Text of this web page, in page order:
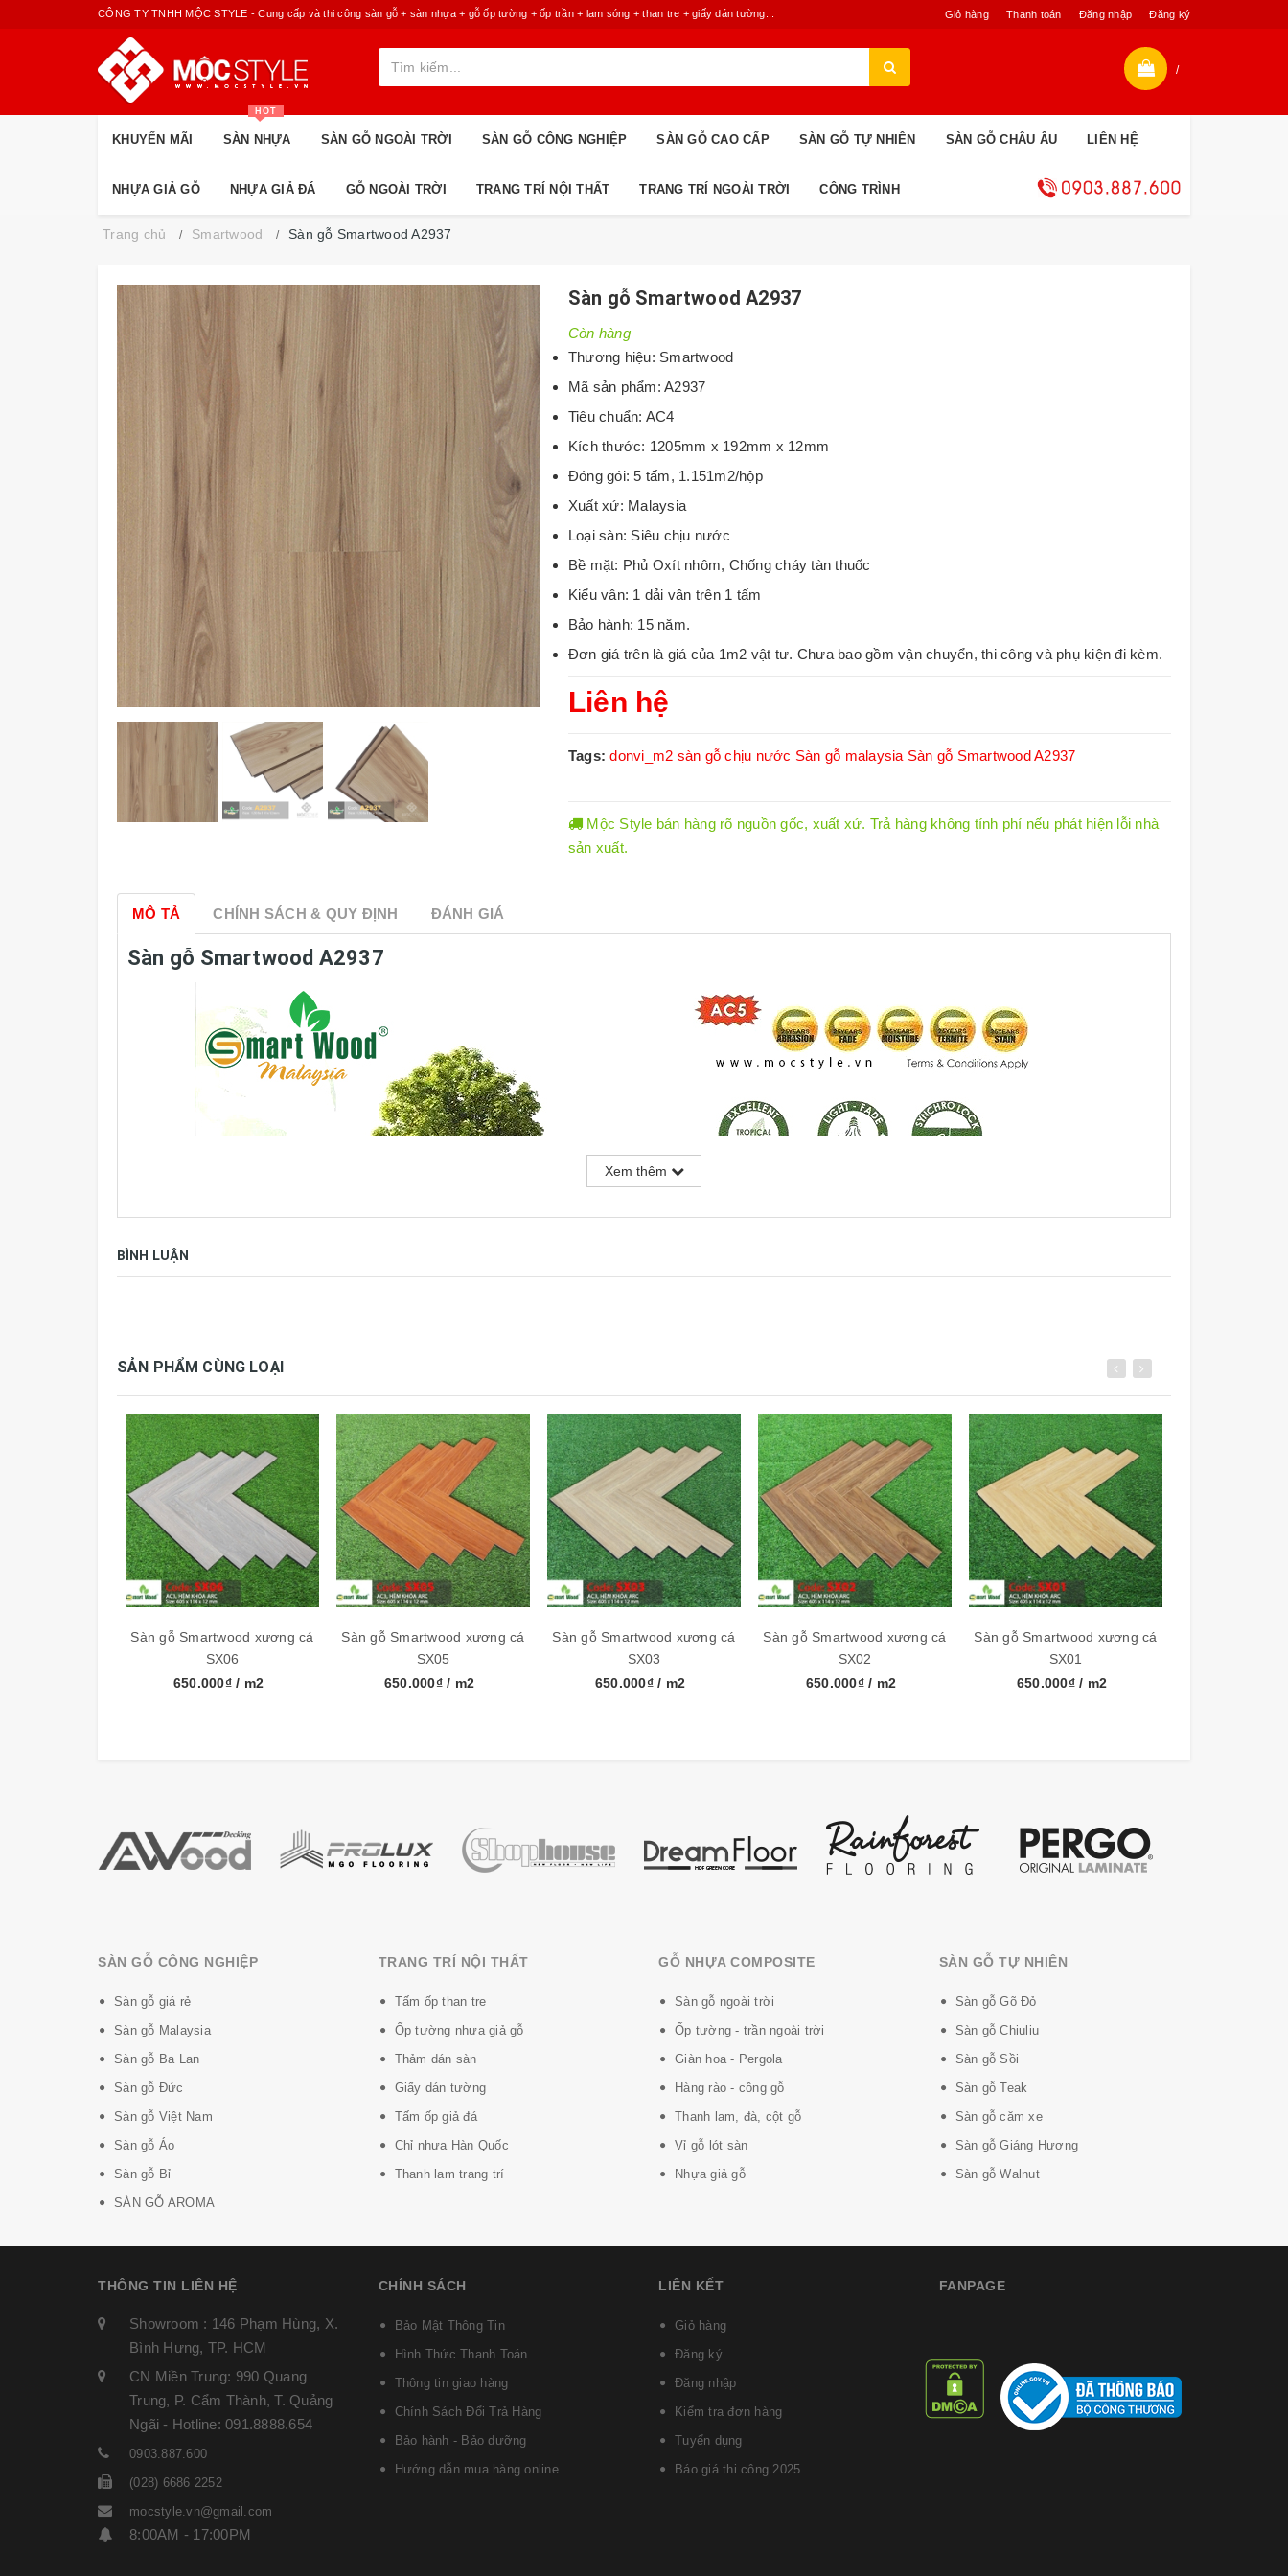
Giỏ hàng Thanh toán Đăng nhập Đăng ký
CÔNG TY TNHH MỘC STYLE - Cung cấp và thi công sàn gỗ + sàn nhựa + gỗ ốp tường + ốp trần + lam sóng + than tre + giấy dán tường...
/
KHUYẾN MÃI SÀN NHỰA
HOT
SÀN GỖ NGOÀI TRỜI SÀN GỖ CÔNG NGHIỆP SÀN GỖ CAO CẤP SÀN GỖ TỰ NHIÊN SÀN GỖ CHÂU ÂU LIÊN HỆ
NHỰA GIẢ GỖ NHỰA GIẢ ĐÁ GỖ NGOÀI TRỜI TRANG TRÍ NỘI THẤT TRANG TRÍ NGOÀI TRỜI CÔNG TRÌNH
Trang chủ Smartwood Sàn gỗ Smartwood A2937
Sàn gỗ Smartwood A2937
Còn hàng
Thương hiệu: Smartwood
Mã sản phẩm: A2937
Tiêu chuẩn: AC4
Kích thước: 1205mm x 192mm x 12mm
Đóng gói: 5 tấm, 1.151m2/hộp
Xuất xứ: Malaysia
Loại sàn: Siêu chịu nước
Bề mặt: Phủ Oxít nhôm, Chống cháy tàn thuốc
Kiểu vân: 1 dải vân trên 1 tấm
Bảo hành: 15 năm.
Đơn giá trên là giá của 1m2 vật tư. Chưa bao gồm vận chuyển, thi công và phụ kiện đi kèm.
Liên hệ
Tags:donvi_m2 sàn gỗ chịu nước Sàn gỗ malaysia Sàn gỗ Smartwood A2937
Mộc Style bán hàng rõ nguồn gốc, xuất xứ. Trả hàng không tính phí nếu phát hiện lỗi nhà
sản xuất.
MÔ TẢ CHÍNH SÁCH & QUY ĐỊNH ĐÁNH GIÁ
Sàn gỗ Smartwood A2937
Thương hiệu Smartwood
Kích thước 1205mm x 191mm x 12mm
Đóng gói 5 tấm, 1.151m2/hộp
- Đạt chất lượng ISO .
- Đạt tiêu chuẩn EN13329 compliant.
- Chống ẩm, chống mối mọt, chịu mài mòn cao.
tạo không gian thanh lịch với xu hướng thay đổi, ấm áp đến vẻ đẹp và cảm nhận. Nó cũng rất hợp vệ sinh, lượng khí thải thấp và thân thiện với môi trường.
Xem thêm
BÌNH LUẬN
SẢN PHẨM CÙNG LOẠI
Sàn gỗ Smartwood xương cá
SX06
650.000₫/ m2
Sàn gỗ Smartwood xương cá
SX05
650.000₫/ m2
Sàn gỗ Smartwood xương cá
SX03
650.000₫/ m2
Sàn gỗ Smartwood xương cá
SX02
650.000₫/ m2
Sàn gỗ Smartwood xương cá
SX01
650.000₫/ m2
SÀN GỖ CÔNG NGHIỆP
Sàn gỗ giá rẻ
Sàn gỗ Malaysia
Sàn gỗ Ba Lan
Sàn gỗ Đức
Sàn gỗ Việt Nam
Sàn gỗ Áo
Sàn gỗ Bỉ
SÀN GỖ AROMA
TRANG TRÍ NỘI THẤT
Tấm ốp than tre
Ốp tường nhựa giả gỗ
Thảm dán sàn
Giấy dán tường
Tấm ốp giả đá
Chỉ nhựa Hàn Quốc
Thanh lam trang trí
GỖ NHỰA COMPOSITE
Sàn gỗ ngoài trời
Ốp tường - trần ngoài trời
Giàn hoa - Pergola
Hàng rào - cồng gỗ
Thanh lam, đà, cột gỗ
Vỉ gỗ lót sàn
Nhựa giả gỗ
SÀN GỖ TỰ NHIÊN
Sàn gỗ Gõ Đỏ
Sàn gỗ Chiuliu
Sàn gỗ Sồi
Sàn gỗ Teak
Sàn gỗ căm xe
Sàn gỗ Giáng Hương
Sàn gỗ Walnut
THÔNG TIN LIÊN HỆ
Showroom : 146 Phạm Hùng, X.
Bình Hưng, TP. HCM
CN Miền Trung: 990 Quang
Trung, P. Cẩm Thành, T. Quảng
Ngãi - Hotline: 091.8888.654
0903.887.600
(028) 6686 2252
mocstyle.vn@gmail.com
8:00AM - 17:00PM
CHÍNH SÁCH
Bảo Mật Thông Tin
Hình Thức Thanh Toán
Thông tin giao hàng
Chính Sách Đổi Trả Hàng
Bảo hành - Bảo dưỡng
Hướng dẫn mua hàng online
LIÊN KẾT
Giỏ hàng
Đăng ký
Đăng nhập
Kiểm tra đơn hàng
Tuyển dụng
Báo giá thi công 2025
FANPAGE